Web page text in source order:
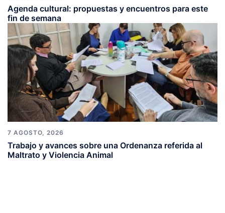
Agenda cultural: propuestas y encuentros para este
fin de semana
7 AGOSTO, 2026
Trabajo y avances sobre una Ordenanza referida al
Maltrato y Violencia Animal